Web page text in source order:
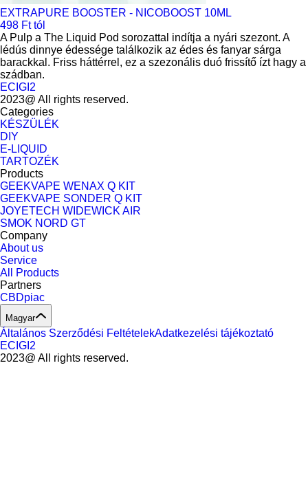
EXTRAPURE BOOSTER - NICOBOOST 10ML
498 Ft tól
A Pulp a The Liquid Pod sorozattal indítja a nyári szezont. A
lédús dinnye édessége találkozik az édes és fanyar sárga
barackkal. Friss háttérrel, ez a szezonális duó frissítő ízt hagy a
szádban.
ECIGI2
2023@ All rights reserved.
Categories
KÉSZÜLÉK
DIY
E-LIQUID
TARTOZÉK
Products
GEEKVAPE WENAX Q KIT
GEEKVAPE SONDER Q KIT
JOYETECH WIDEWICK AIR
SMOK NORD GT
Company
About us
Service
All Products
Partners
CBDpiac
Magyar
Általános Szerződési FeltételekAdatkezelési tájékoztató
ECIGI2
2023@ All rights reserved.